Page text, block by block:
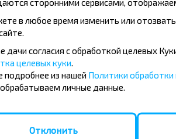
акции, скидки и другие
Подпишись на получение
нами дешевле!
в любое время изменить или отозвать
дачи согласия с обработкой целевых
целевых куки
подробнее из нашей Политики
личные данные.
Отклонить